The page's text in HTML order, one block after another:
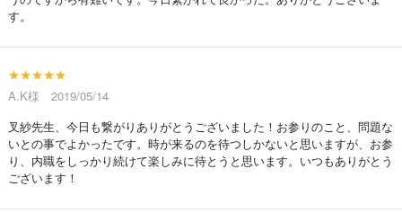
す。
★★★★★
A.K様 2019/05/14
叉紗先生、今日も繋がりありがとうございました！お参りのこと、問題な
いとの事でよかったです。時が来るのを待つしかないと思いますが、お参
り、内職をしっかり続けて楽しみに待とうと思います。いつもありがとう
ございます！